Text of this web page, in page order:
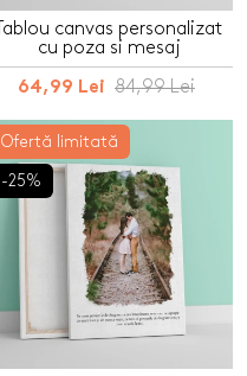
Tablou canvas personalizat
cu poza si mesaj
64,99 Lei 84,99 Lei
Ofertă limitată
-25%